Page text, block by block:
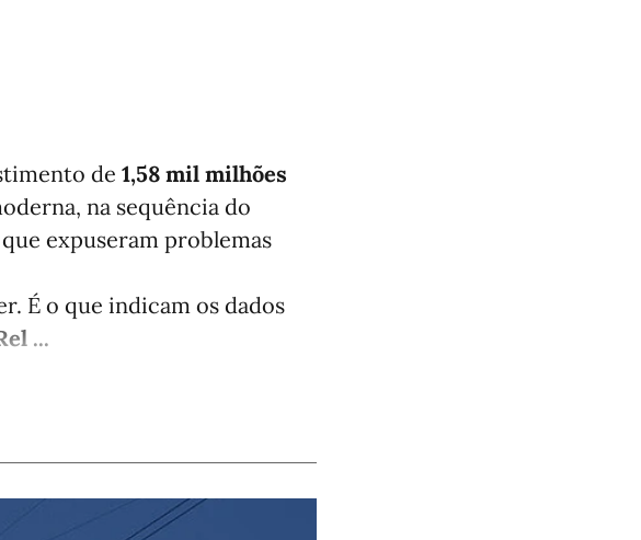
de 1,58 mil milhões
na sequência do
expuseram problemas
É o que indicam os dados
...